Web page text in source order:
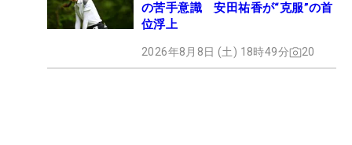
の苦手意識 安田祐香が“克服”の首
位浮上
2026年8月8日 (土) 18時49分 20